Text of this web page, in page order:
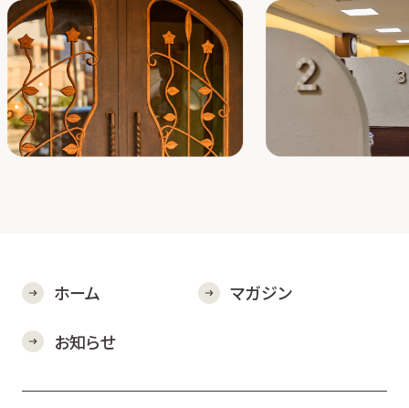
ホーム
お知らせ
マガジン